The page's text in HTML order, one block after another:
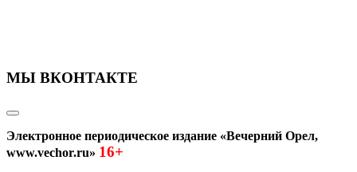
МЫ ВКОНТАКТЕ
Электронное периодическое издание «Вечерний Орел,
www.vechor.ru» 16+